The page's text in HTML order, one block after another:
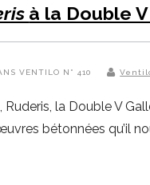
à la Double
VENTILO N° 410
la Double V
bétonnées qu’il